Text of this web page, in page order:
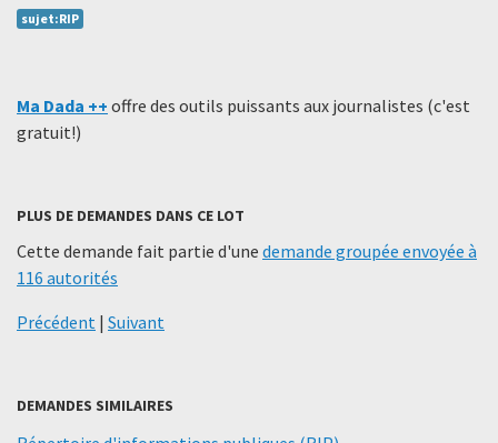
sujet:RIP
Ma Dada ++ offre des outils puissants aux journalistes (c'est
gratuit!)
PLUS DE DEMANDES DANS CE LOT
Cette demande fait partie d'une demande groupée envoyée à
116 autorités
Précédent | Suivant
DEMANDES SIMILAIRES